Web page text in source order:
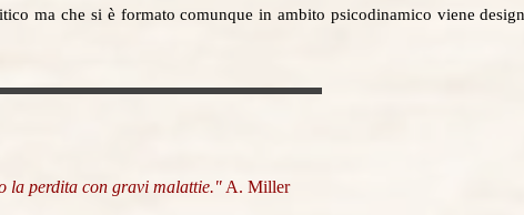
ma che si è formato comunque in ambito psicodinamico viene
la perdita con gravi malattie." A. Miller